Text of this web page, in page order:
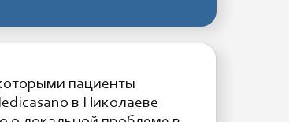
пациенты
в Николаеве